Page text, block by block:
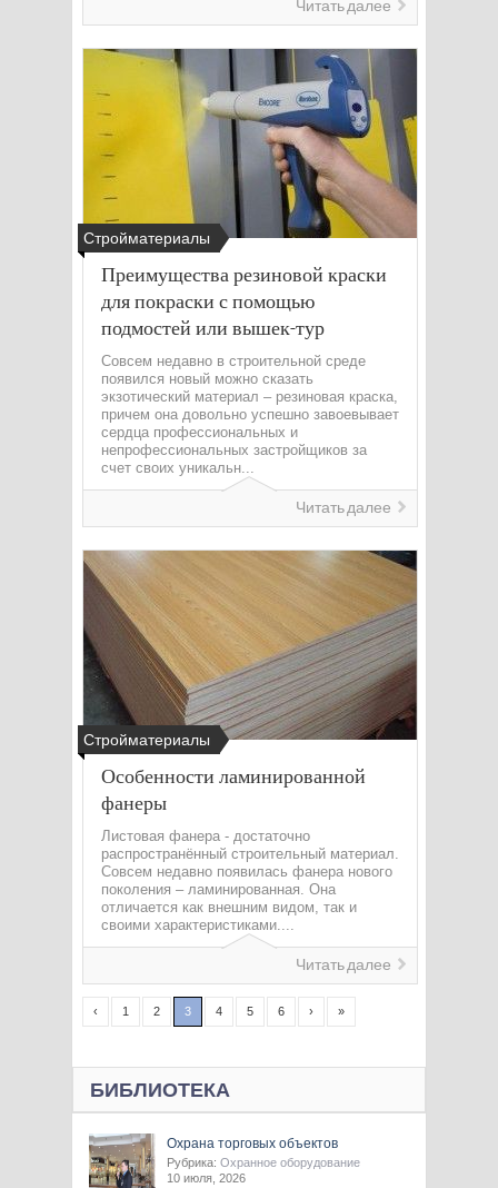
Читать далее
Стройматериалы
Преимущества резиновой краски
для покраски с помощью
подмостей или вышек-тур
Совсем недавно в строительной среде
появился новый можно сказать
экзотический материал – резиновая краска,
причем она довольно успешно завоевывает
сердца профессиональных и
непрофессиональных застройщиков за
счет своих уникальн...
Читать далее
Стройматериалы
Особенности ламинированной
фанеры
Листовая фанера - достаточно
распространённый строительный материал.
Совсем недавно появилась фанера нового
поколения – ламинированная. Она
отличается как внешним видом, так и
своими характеристиками....
Читать далее
‹ 1 2 3 4 5 6 › »
БИБЛИОТЕКА
Охрана торговых объектов
Рубрика: Охранное оборудование
10 июля, 2026